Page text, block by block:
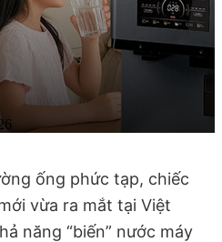
ống phức tạp, chiếc
vừa ra mắt tại Việt
năng “biến” nước máy